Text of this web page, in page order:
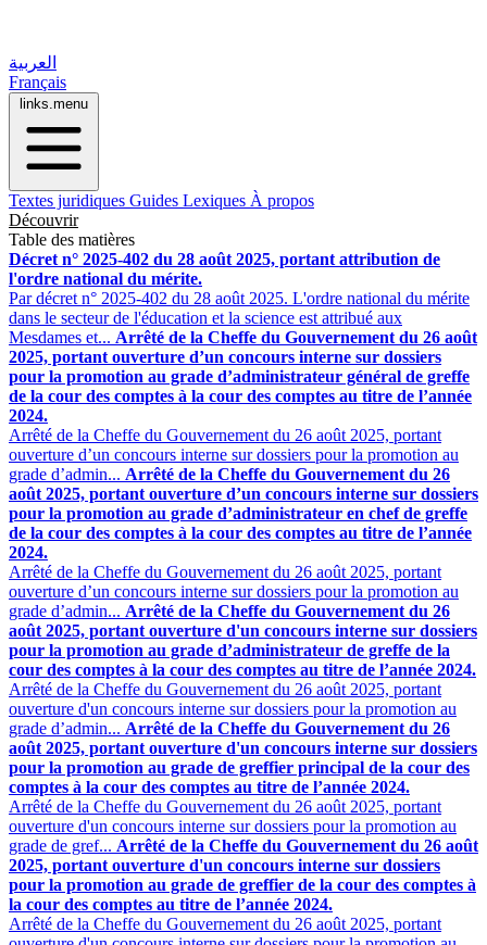
العربية
Français
links.menu
Textes juridiques Guides Lexiques À propos
Découvrir
Table des matières
Décret n° 2025-402 du 28 août 2025, portant attribution de
l'ordre national du mérite.
Par décret n° 2025-402 du 28 août 2025. L'ordre national du mérite
dans le secteur de l'éducation et la science est attribué aux
Mesdames et... Arrêté de la Cheffe du Gouvernement du 26 août
2025, portant ouverture d’un concours interne sur dossiers
pour la promotion au grade d’administrateur général de greffe
de la cour des comptes à la cour des comptes au titre de l’année
2024.
Arrêté de la Cheffe du Gouvernement du 26 août 2025, portant
ouverture d’un concours interne sur dossiers pour la promotion au
grade d’admin... Arrêté de la Cheffe du Gouvernement du 26
août 2025, portant ouverture d’un concours interne sur dossiers
pour la promotion au grade d’administrateur en chef de greffe
de la cour des comptes à la cour des comptes au titre de l’année
2024.
Arrêté de la Cheffe du Gouvernement du 26 août 2025, portant
ouverture d’un concours interne sur dossiers pour la promotion au
grade d’admin... Arrêté de la Cheffe du Gouvernement du 26
août 2025, portant ouverture d'un concours interne sur dossiers
pour la promotion au grade d’administrateur de greffe de la
cour des comptes à la cour des comptes au titre de l’année 2024.
Arrêté de la Cheffe du Gouvernement du 26 août 2025, portant
ouverture d'un concours interne sur dossiers pour la promotion au
grade d’admin... Arrêté de la Cheffe du Gouvernement du 26
août 2025, portant ouverture d'un concours interne sur dossiers
pour la promotion au grade de greffier principal de la cour des
comptes à la cour des comptes au titre de l’année 2024.
Arrêté de la Cheffe du Gouvernement du 26 août 2025, portant
ouverture d'un concours interne sur dossiers pour la promotion au
grade de gref... Arrêté de la Cheffe du Gouvernement du 26 août
2025, portant ouverture d'un concours interne sur dossiers
pour la promotion au grade de greffier de la cour des comptes à
la cour des comptes au titre de l’année 2024.
Arrêté de la Cheffe du Gouvernement du 26 août 2025, portant